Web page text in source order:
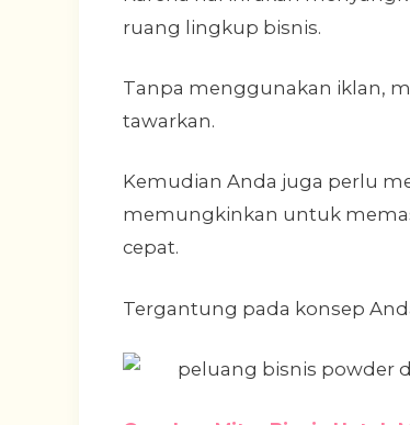
ruang lingkup bisnis.
Tanpa menggunakan iklan,
tawarkan.
Kemudian Anda juga perlu
memungkinkan untuk
cepat.
Tergantung pada konsep